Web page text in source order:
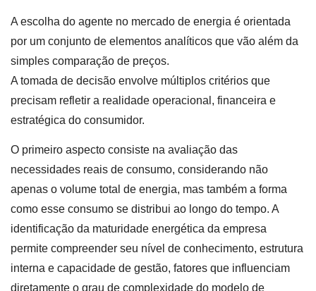
A escolha do agente no mercado de energia é orientada
por um conjunto de elementos analíticos que vão além da
simples comparação de preços.
A tomada de decisão envolve múltiplos critérios que
precisam refletir a realidade operacional, financeira e
estratégica do consumidor.
O primeiro aspecto consiste na avaliação das
necessidades reais de consumo, considerando não
apenas o volume total de energia, mas também a forma
como esse consumo se distribui ao longo do tempo. A
identificação da maturidade energética da empresa
permite compreender seu nível de conhecimento, estrutura
interna e capacidade de gestão, fatores que influenciam
diretamente o grau de complexidade do modelo de